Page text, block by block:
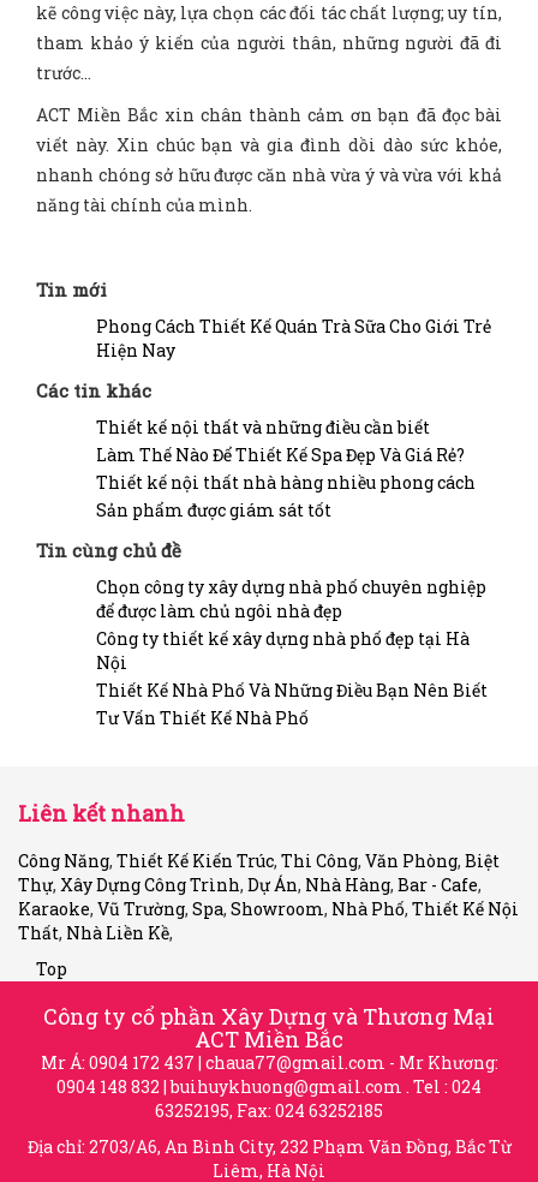
kẽ công việc này, lựa chọn các đối tác chất lượng; uy tín,
tham khảo ý kiến của người thân, những người đã đi
trước…
ACT Miền Bắc xin chân thành cảm ơn bạn đã đọc bài
viết này. Xin chúc bạn và gia đình dồi dào sức khỏe,
nhanh chóng sở hữu được căn nhà vừa ý và vừa với khả
năng tài chính của mình.
Tin mới
Phong Cách Thiết Kế Quán Trà Sữa Cho Giới Trẻ
Hiện Nay
Các tin khác
Thiết kế nội thất và những điều cần biết
Làm Thế Nào Để Thiết Kế Spa Đẹp Và Giá Rẻ?
Thiết kế nội thất nhà hàng nhiều phong cách
Sản phẩm được giám sát tốt
Tin cùng chủ đề
Chọn công ty xây dựng nhà phố chuyên nghiệp
để được làm chủ ngôi nhà đẹp
Công ty thiết kế xây dựng nhà phố đẹp tại Hà
Nội
Thiết Kế Nhà Phố Và Những Điều Bạn Nên Biết
Tư Vấn Thiết Kế Nhà Phố
Liên kết nhanh
Công Năng, Thiết Kế Kiến Trúc, Thi Công, Văn Phòng, Biệt
Thự, Xây Dựng Công Trình, Dự Án, Nhà Hàng, Bar - Cafe,
Karaoke, Vũ Trường, Spa, Showroom, Nhà Phố, Thiết Kế Nội
Thất, Nhà Liền Kề,
Top
Công ty cổ phần Xây Dựng và Thương Mại
ACT Miền Bắc
Mr Á: 0904 172 437 | chaua77@gmail.com - Mr Khương:
0904 148 832 |buihuykhuong@gmail.com . Tel : 024
63252195, Fax: 024 63252185
Địa chỉ: 2703/A6, An Bình City, 232 Phạm Văn Đồng, Bắc Từ
Liêm, Hà Nội